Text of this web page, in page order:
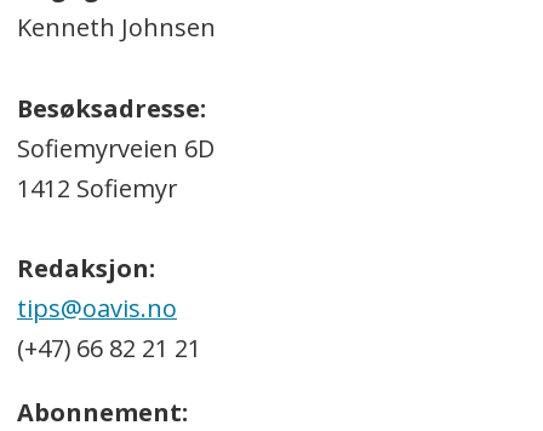
Kenneth Johnsen
Besøksadresse:
Sofiemyrveien 6D
1412 Sofiemyr
Redaksjon:
tips@oavis.no
(+47) 66 82 21 21
Abonnement: